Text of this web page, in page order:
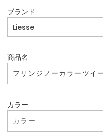
ブランド
商品名
カラー